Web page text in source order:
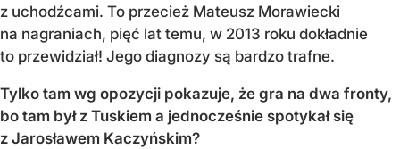
z uchodźcami. To przecież Mateusz Morawiecki
na nagraniach, pięć lat temu, w 2013 roku dokładnie
to przewidział! Jego diagnozy są bardzo trafne.
Tylko tam wg opozycji pokazuje, że gra na dwa fronty,
bo tam był z Tuskiem a jednocześnie spotykał się
z Jarosławem Kaczyńskim?